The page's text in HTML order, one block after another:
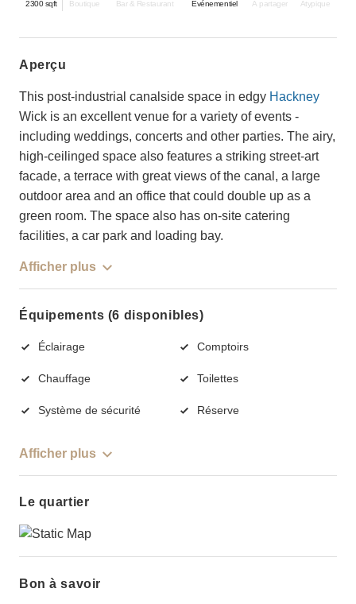
2300 sqft Boutique Bar & Restaurant Événementiel À partager Atypique
aperçu
This post-industrial canalside space in edgy Hackney
Wick is an excellent venue for a variety of events -
including weddings, concerts and other parties. The airy,
high-ceilinged space also features a striking street-art
facade, a terrace with great views of the canal, a large
outdoor area and an office that could double up as a
green room. The space also has on-site catering
facilities, a car park and loading bay.
Afficher plus
Équipements (6 disponibles)
Éclairage Comptoirs
Chauffage Toilettes
Système de sécurité Réserve
Afficher plus
Le quartier
Bon à savoir